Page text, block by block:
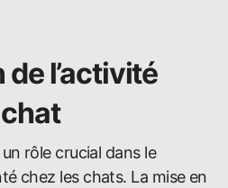
l’activité
rôle crucial dans le
chez les chats. La mise en